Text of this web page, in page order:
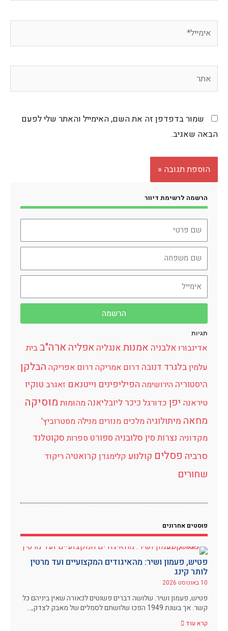
שמור בדפדפן זה את השם, האימייל והאתר שלי לפעם
הבאה שאגיב.
הרשמה לרשימת דיוור
הרשמה
תגיות
אדינבורואלבניה אמנות אנגליה אפליה ארה"בבית
עלמיןבלגרד דנובה דרום אמריקה דרום אפריקה הבלקן
היסטוריה הירושימה הפיליפינים וייטנאם זאגרב טוקיו
טיראנה יפן כדורגל כיכר ליובליאנה מהומות מוסיקה
מחאה מיתולוגיה מלכים מנזרים מנילה מסטרוביץ'
מקדוניה נצרות סין סלובניה ספורט ספרות סקוטלנד
סרביה פסלים קולנוע קלימגדן קרואטיה ריקוד
שחורים
פוסטים אחרונים
פטיש, פעמון ושיר: מהאיגודים המקצועיים ועד מרטין
לותר קינג
10 באוגוסט 2026
פטיש, פעמון ושיר. שלושה דברים פשוטים לכאורה שאין ביניהם כל
קשר. אך בשנת 1949 הפכו שלושתם לסמלים של מאבק לצדק,…
קרא עוד